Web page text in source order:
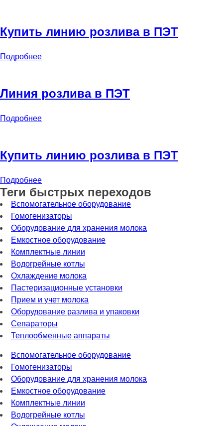
Купить линию розлива в ПЭТ
Подробнее
Линия розлива в ПЭТ
Подробнее
Купить линию розлива в ПЭТ
Подробнее
Теги быстрых переходов
Вспомогательное оборудование
Гомогенизаторы
Оборудование для хранения молока
Емкостное оборудование
Комплектные линии
Водогрейные котлы
Охлаждение молока
Пастеризационные установки
Прием и учет молока
Оборудование разлива и упаковки
Сепараторы
Теплообменные аппараты
Вспомогательное оборудование
Гомогенизаторы
Оборудование для хранения молока
Емкостное оборудование
Комплектные линии
Водогрейные котлы